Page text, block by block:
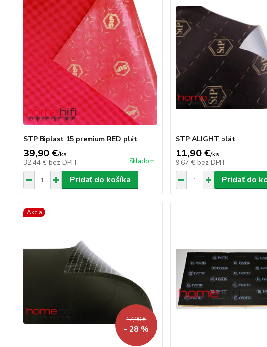
STP Biplast 15 premium RED plát
39,90 €/ks
32,44 € bez DPH Skladom
Pridať do košíka
STP ALIGHT plát
11,90 €/ks
9,67 € bez DPH
Pridať do
Akcia
17,90 €
- 28 %